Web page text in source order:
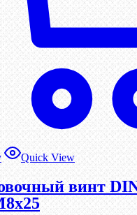
Quick View
винт